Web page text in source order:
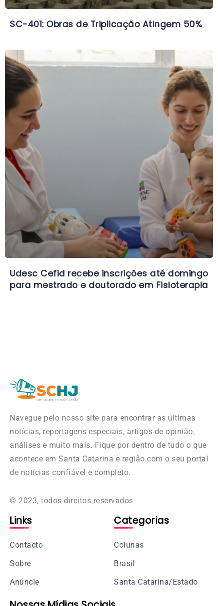
SC-401: Obras de Triplicação Atingem 50%
Udesc Cefid recebe inscrições até domingo
para mestrado e doutorado em Fisioterapia
Navegue pelo nosso site para encontrar as últimas
notícias, reportagens especiais, artigos de opinião,
análises e muito mais. Fique por dentro de tudo o que
acontece em Santa Catarina e região com o seu portal
de notícias confiável e completo.
© 2023, todos direitos reservados
Links
Contacto
Sobre
Anúncie
Categorias
Colunas
Brasil
Santa Catarina/Estado